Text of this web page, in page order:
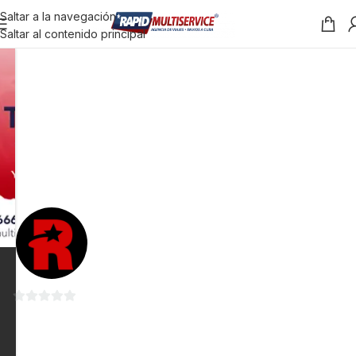
Saltar a la navegación
Saltar al contenido principal